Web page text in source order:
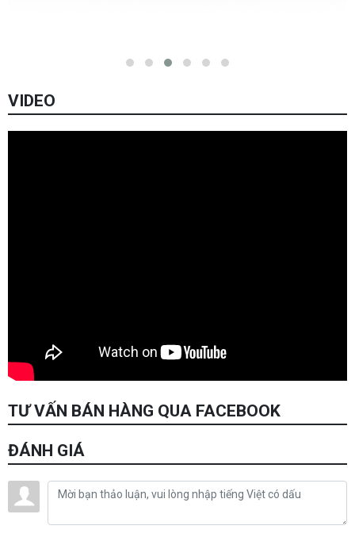
VIDEO
TƯ VẤN BÁN HÀNG QUA FACEBOOK
ĐÁNH GIÁ